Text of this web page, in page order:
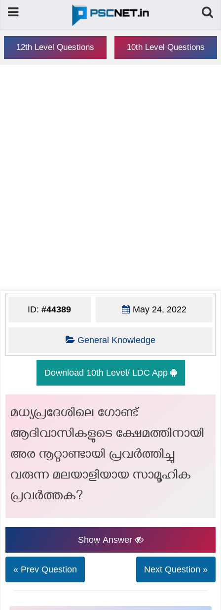
12th Level Questions 10th Level Questions
ID:#44389 May 24, 2022
General Knowledge
Download 10th Level/ LDC App
മധ്യപ്രദേശിലെ ഗോണ്ട്
ആദിവാസികളുടെ ക്ഷേമത്തിനായി
അര നൂറ്റാണ്ടായി പ്രവർത്തിച്ചു
വരുന്ന മലയാളിയായ സാമൂഹിക
പ്രവർത്തക?
Show Answer
« Prev Question Next Question »